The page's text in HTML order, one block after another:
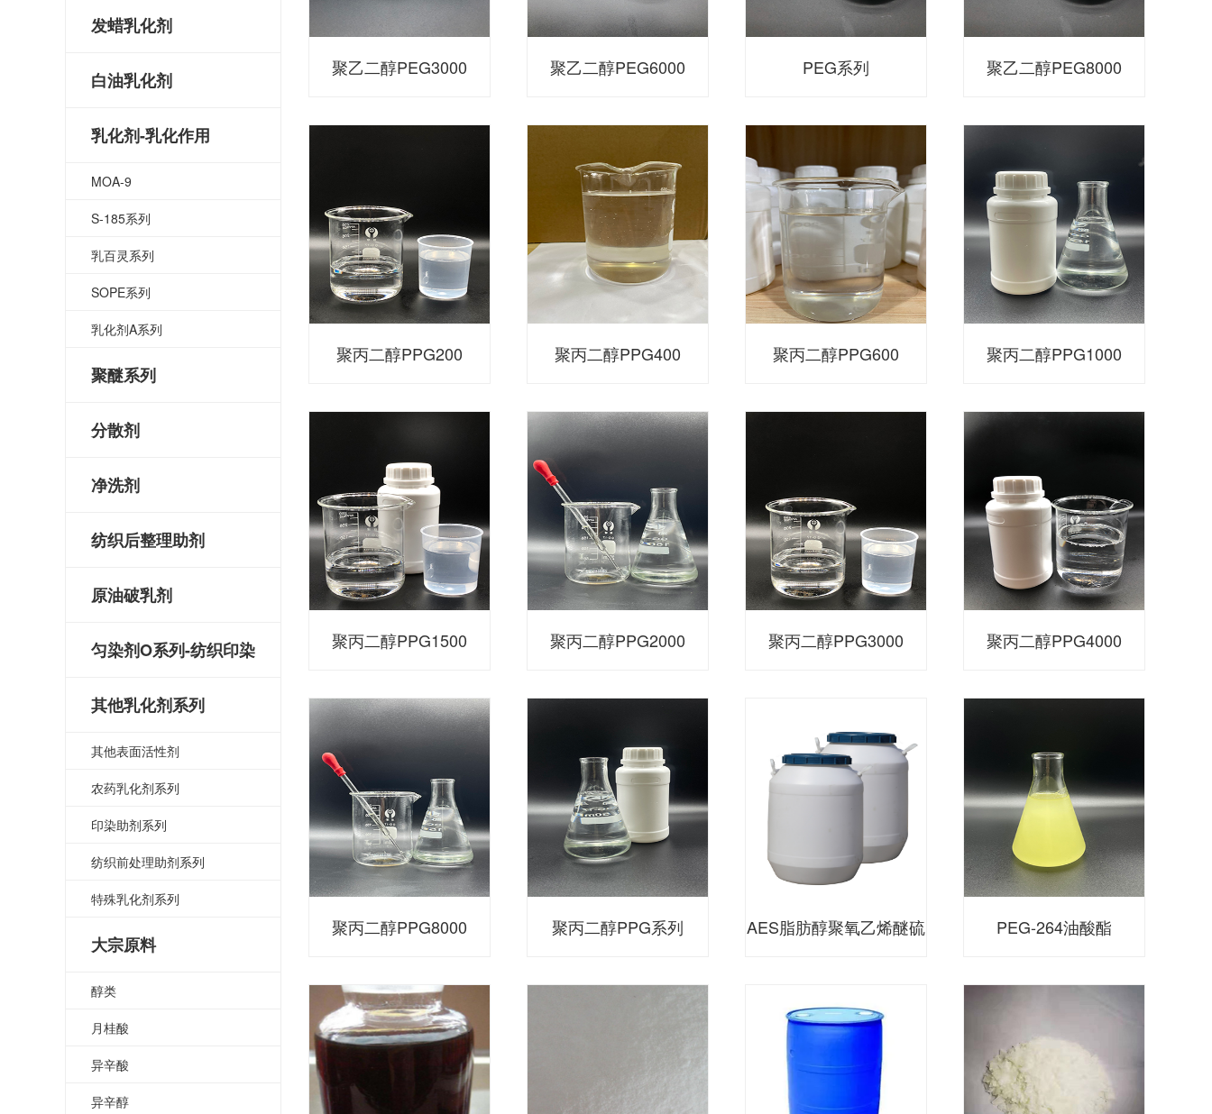
发蜡乳化剂
白油乳化剂
乳化剂-乳化作用
MOA-9
S-185系列
乳百灵系列
SOPE系列
乳化剂A系列
聚醚系列
分散剂
净洗剂
纺织后整理助剂
原油破乳剂
匀染剂O系列-纺织印染
其他乳化剂系列
其他表面活性剂
农药乳化剂系列
印染助剂系列
纺织前处理助剂系列
特殊乳化剂系列
大宗原料
醇类
月桂酸
异辛酸
异辛醇
聚乙二醇PEG3000 聚乙二醇PEG6000 PEG系列 聚乙二醇PEG8000
聚丙二醇PPG200 聚丙二醇PPG400 聚丙二醇PPG600 聚丙二醇PPG1000
聚丙二醇PPG1500 聚丙二醇PPG2000 聚丙二醇PPG3000 聚丙二醇PPG4000
聚丙二醇PPG8000 聚丙二醇PPG系列 AES脂肪醇聚氧乙烯醚硫 PEG-264油酸酯